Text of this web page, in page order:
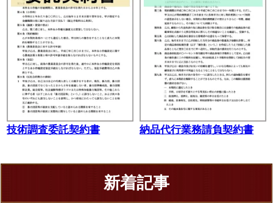
技術調査委託契約書 納品代行業務請負契約書
新着記事